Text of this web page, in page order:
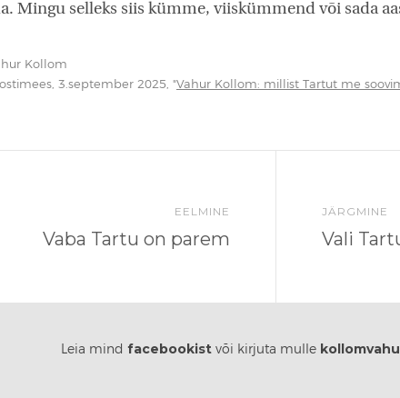
Mingu selleks siis kümme, viiskümmend või sada
Kollom
3.september 2025, "Vahur Kollom: millist Tartut me
EELMINE
Vaba Tartu on parem
JÄRGMINE
Vali
Leia mind facebookist või kirjuta mulle